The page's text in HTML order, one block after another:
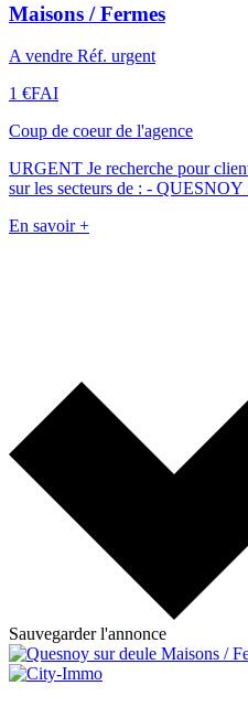
Maisons / Fermes
A vendre Réf. urgent
1 €FAI
Coup de coeur de l'agence
URGENT Je recherche pour
sur les secteurs de : -
En savoir +
Sauvegarder l'annonce